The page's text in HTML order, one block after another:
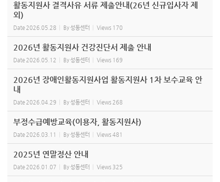
활동지원사 결격사유 서류 제출안내(26년 신규입사자 제
외)
Date 2026.05.28 By성동센터 Views 170
2026년 활동지원사 건강진단서 제출 안내
Date 2026.05.12 By성동센터 Views 169
2026년 장애인활동지원사업 활동지원사 1차 보수교육 안
내
Date 2026.04.29 By성동센터 Views 268
부정수급예방교육(이용자, 활동지원사)
Date 2026.03.11 By성동센터 Views 481
2025년 연말정산 안내
Date 2026.01.07 By성동센터 Views 325